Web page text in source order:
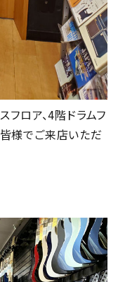
ロア、4階ドラムフ
様でご来店いただ